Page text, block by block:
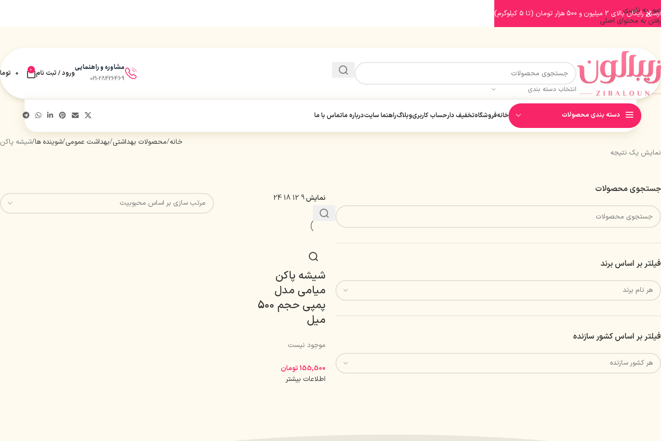
عبور به ناوبری
رفتن به محتوای اصلی
انتخاب دسته بندی
مشاوره و راهنمایی
021-28426469
ورود / ثبت نام 0
0
دسته بندی محصولات خانهفروشگاهتخفیف دارحساب کاربریوبلاگراهنما سایتدرباره ماتماس با ما
خانه محصولات بهداشتی بهداشت عمومی شوینده ها شیشه پاکن
نمایش یک نتیجه
جستجوی محصولات
فیلتر بر اساس برند
فیلتر بر اساس کشور سازنده
نمایش9
12
18
24
شیشه پاکن
میامی مدل
پمپی حجم 500
میل
موجود نیست
155,500تومان
اطلاعات بیشتر
ارسال رایگان بالای 2 میلیون و 500 هزار تومان (تا 5 کیلوگرم)